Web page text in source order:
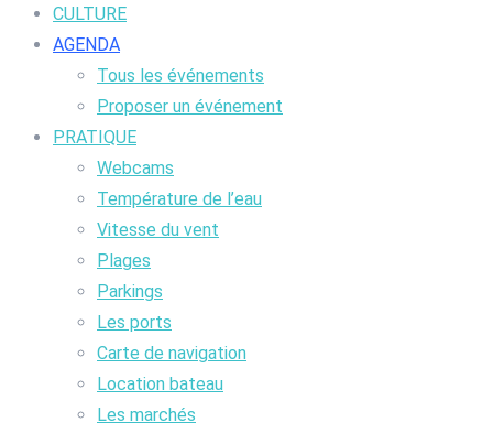
CULTURE
AGENDA
Tous les événements
Proposer un événement
PRATIQUE
Webcams
Température de l’eau
Vitesse du vent
Plages
Parkings
Les ports
Carte de navigation
Location bateau
Les marchés